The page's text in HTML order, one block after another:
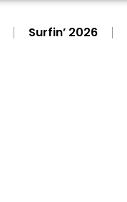
Surfin’ 2026